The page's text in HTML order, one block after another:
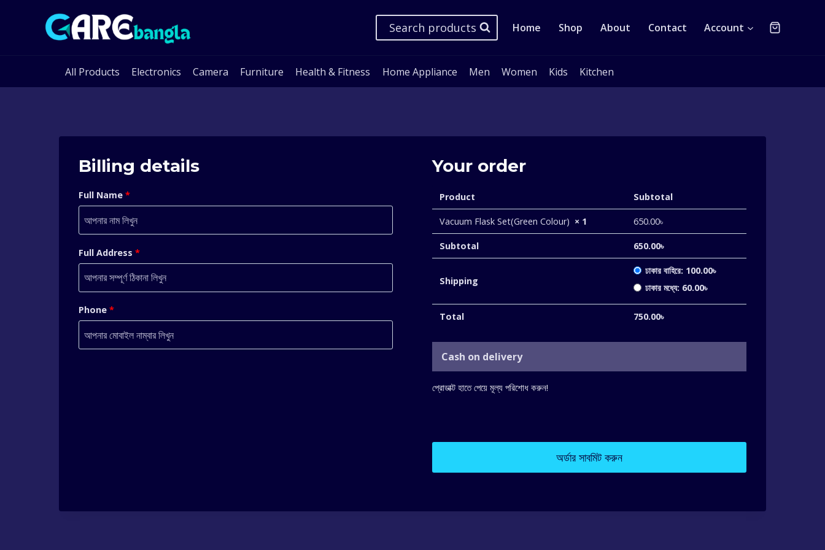
Search products Home Shop About Contact Account
All Products Electronics Camera Furniture Health & Fitness Home Appliance Men Women Kids Kitchen
Billing details
Full Name *
Full Address *
Phone *
Your order
Product Subtotal
Vacuum Flask Set(Green Colour) × 1 650.00৳
Subtotal 650.00৳
Shipping
ঢাকার বাহিরে: 100.00৳
ঢাকার মধ্যে: 60.00৳
Total 750.00৳
Cash on delivery
প্রোডাক্ট হাতে পেয়ে মূল্য পরিশোধ করুন!
অর্ডার সাবমিট করুন